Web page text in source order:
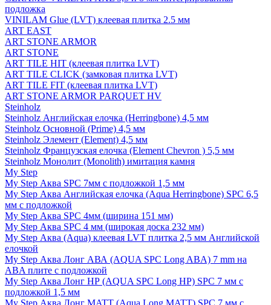
подложка
VINILAM Glue (LVT) клеевая плитка 2.5 мм
ART EAST
ART STONE ARMOR
ART STONE
ART TILE HIT (клеевая плитка LVT)
ART TILE CLICK (замковая плитка LVT)
ART TILE FIT (клеевая плитка LVT)
ART STONE ARMOR PARQUET HV
Steinholz
Steinholz Английская елочка (Herringbone) 4,5 мм
Steinholz Основной (Prime) 4,5 мм
Steinholz Элемент (Element) 4,5 мм
Steinholz Французская елочка (Element Chevron ) 5,5 мм
Steinholz Монолит (Monolith) имитация камня
My Step
My Step Аква SPC 7мм c подложкой 1,5 мм
My Step Аква Английская елочка (Aqua Herringbone) SPC 6,5
мм с подложкой
My Step Аква SPC 4мм (ширина 151 мм)
My Step Аква SPC 4 мм (широкая доска 232 мм)
My Step Аква (Aqua) клеевая LVT плитка 2,5 мм Английской
елочкой
My Step Аква Лонг АВА (AQUA SPC Long ABA) 7 mm на
ABA плите с подложкой
My Step Аква Лонг НР (AQUA SPC Long HP) SPC 7 мм с
подложкой 1,5 мм
My Step Аква Лонг MATT (Aqua Long MATT) SPC 7 мм с